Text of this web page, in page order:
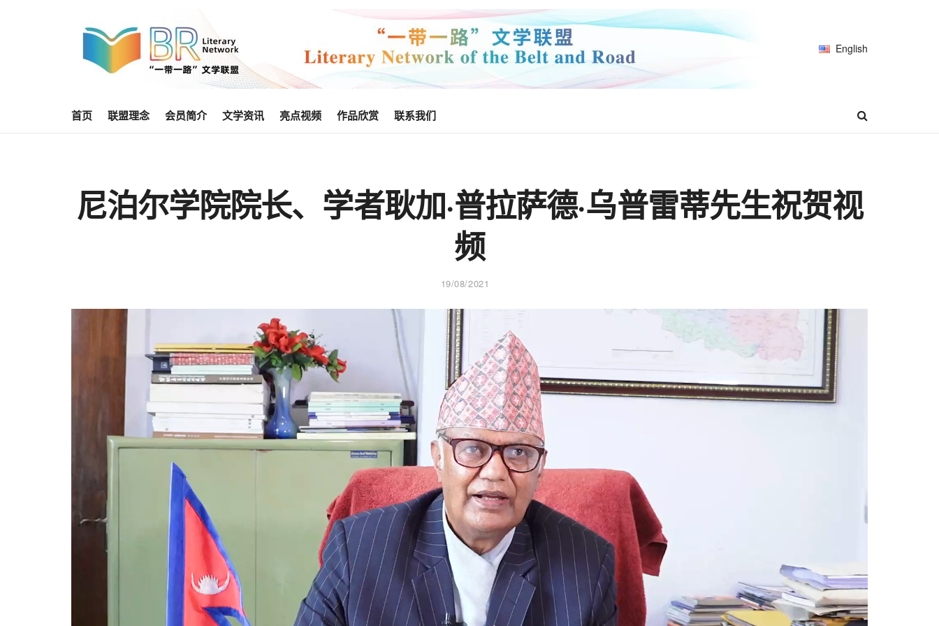
English
首页 联盟理念 会员简介 文学资讯 亮点视频 作品欣赏 联系我们
尼泊尔学院院长、学者耿加·普拉萨德·乌普雷蒂先生祝贺视
频
19/08/2021